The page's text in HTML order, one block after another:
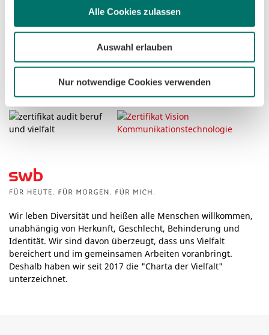
Alle Cookies zulassen
Auswahl erlauben
Nur notwendige Cookies verwenden
Sa. 9.00 – 14.00 Uhr
Zertifikate
Wir leben Diversität und heißen alle Menschen willkommen,
unabhängig von Herkunft, Geschlecht, Behinderung und
Identität. Wir sind davon überzeugt, dass uns Vielfalt
bereichert und im gemeinsamen Arbeiten voranbringt.
Deshalb haben wir seit 2017 die "Charta der Vielfalt"
unterzeichnet.